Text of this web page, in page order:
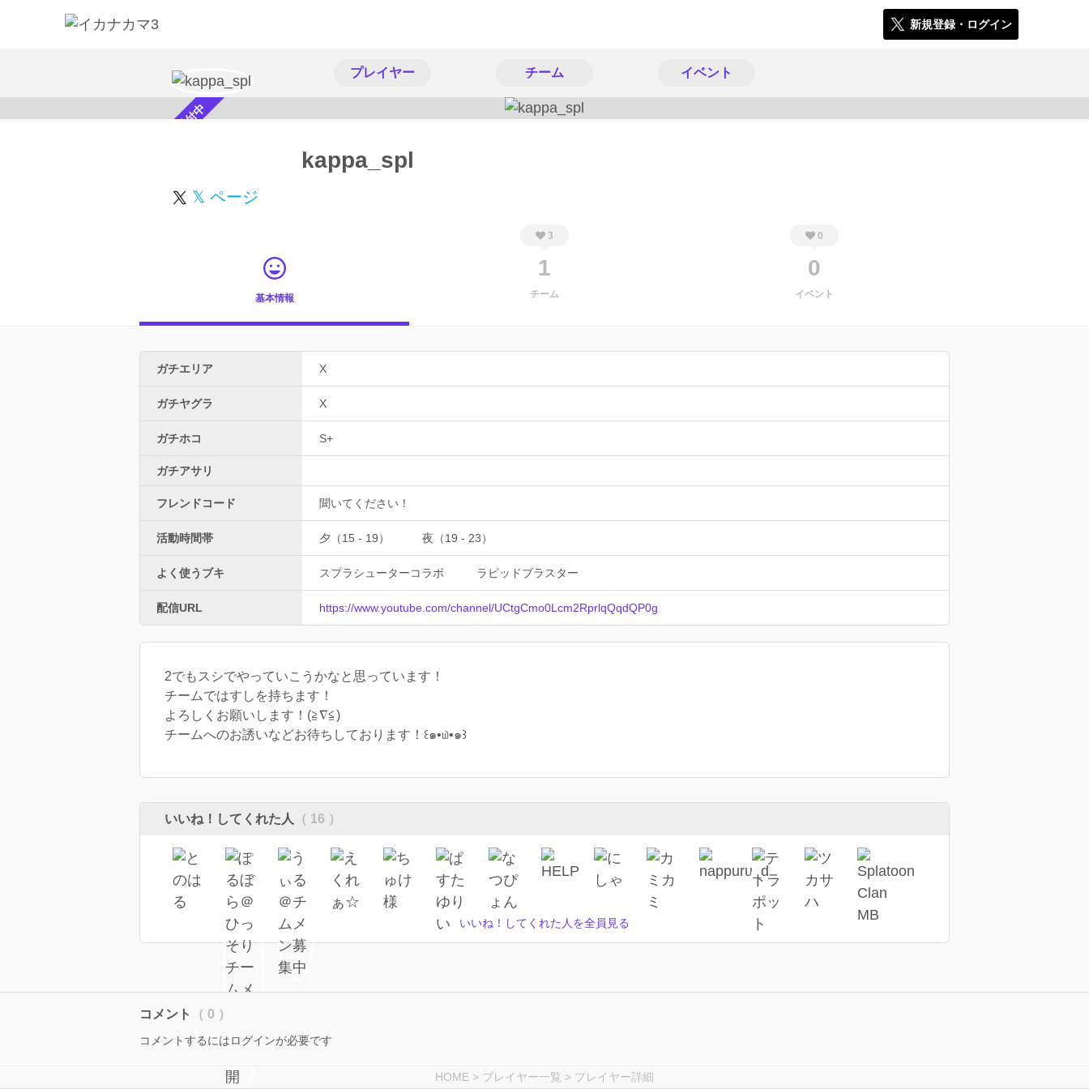
新規登録・ログイン
プレイヤー チーム イベント
スカウト受付中 kappa_spl
𝕏 ページ
基本情報
3
1
チーム
0
0
イベント
ガチエリア X
ガチヤグラ X
ガチホコ S+
ガチアサリ
フレンドコード 聞いてください！
活動時間帯 夕（15 - 19） 夜（19 - 23）
よく使うブキ スプラシューターコラボ ラピッドブラスター
配信URL https://www.youtube.com/channel/UCtgCmo0Lcm2RprlqQqdQP0g
2でもスシでやっていこうかなと思っています！
チームではすしを持ちます！
よろしくお願いします！(≧∇≦)
チームへのお誘いなどお待ちしております！꒰๑•௰•๑꒱
いいね！してくれた人 （ 16 ）
いいね！してくれた人を全員見る
コメント （ 0 ）
コメントするにはログインが必要です
HOME > プレイヤー一覧 > プレイヤー詳細